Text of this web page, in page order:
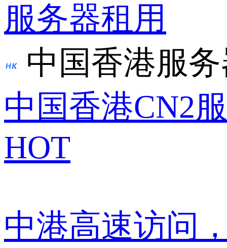
服务器租用
中国香港服
中国香港CN2
HOT
中港高速访问